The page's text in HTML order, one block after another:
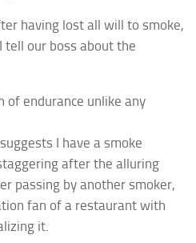
having lost all will to smoke,
tell our boss about the
of endurance unlike any
I have a smoke
after the alluring
passing by another smoker,
fan of a restaurant with
it.